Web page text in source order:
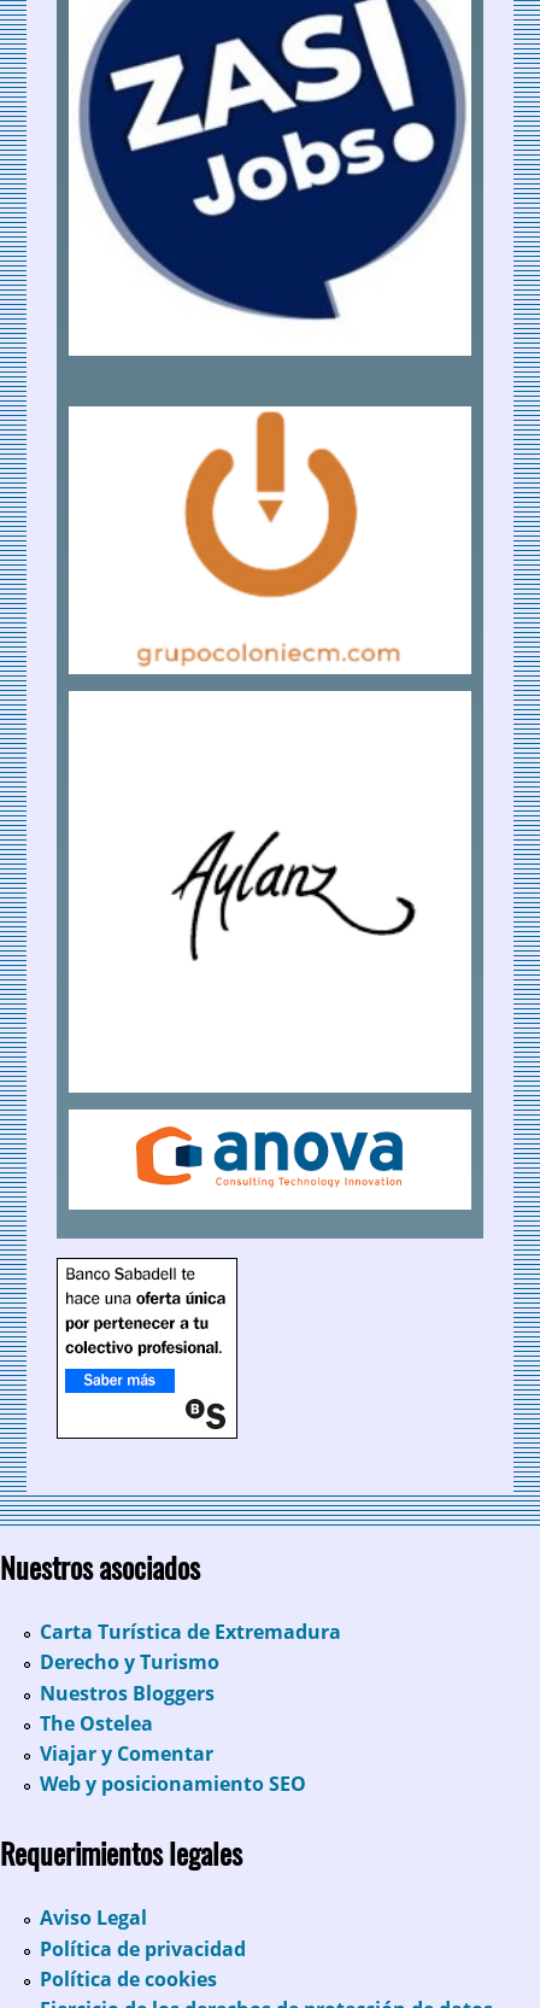
Nuestros asociados
Carta Turística de Extremadura
Derecho y Turismo
Nuestros Bloggers
The Ostelea
Viajar y Comentar
Web y posicionamiento SEO
Requerimientos legales
Aviso Legal
Política de privacidad
Política de cookies